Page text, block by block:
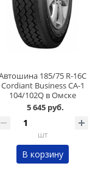
185/75 R-16C
Cordiant Business CA-1
104/102Q в Омске
5 645 руб.
шт
В корзину